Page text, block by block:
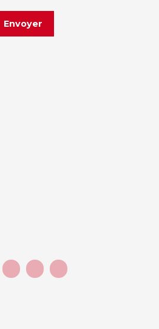
Envoyer